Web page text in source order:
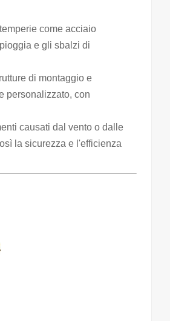
come acciaio
e gli sbalzi di
di montaggio e
personalizzato, con
causati dal vento o dalle
la sicurezza e l'efficienza